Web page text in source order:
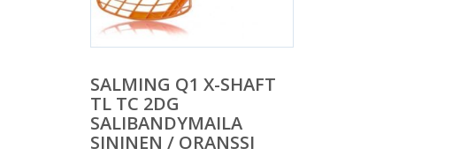
SALMING Q1 X-SHAFT
TL TC 2DG
SALIBANDYMAILA
SININEN / ORANSSI